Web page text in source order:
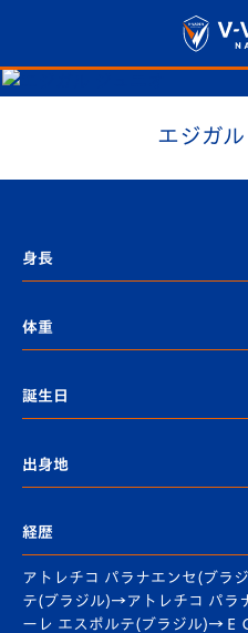
エジガ
身長
体重
誕生日
出身地
経歴
アトレチコ パラナエンセ(ブラ
テ(ブラジル)→アトレチコ パラ
ーレ エスポルテ(ブラジル)→Ｅ